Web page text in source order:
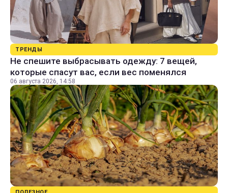
ТРЕНДЫ
Не спешите выбрасывать одежду: 7 вещей,
которые спасут вас, если вес поменялся
06 августа 2026, 14:58